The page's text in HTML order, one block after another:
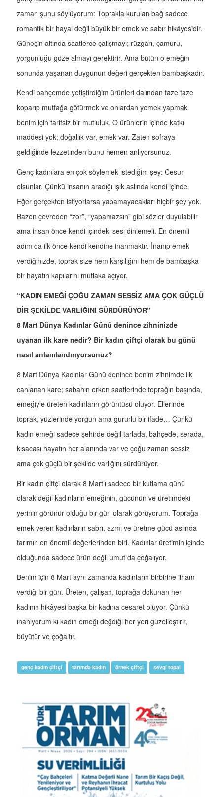
zaman şunu söylüyorum: Toprakla kurulan bağ sadece
romantik bir hayal değil büyük bir emek ve sabır hikâyesidir.
Güneşin altında saatlerce çalışmayı; rüzgârı, çamuru,
yorgunluğu göze almayı gerektirir. Ama bütün o emeğin
sonunda yaşanan duygunun değeri gerçekten bambaşkadır.
Kendi bahçemde yetiştirdiğim ürünleri dalından taze taze
koparıp mutfağa götürmek ve onlardan yemek yapmak
benim için tarifsiz bir mutluluk. O ürünlerin içinde katkı
maddesi yok; doğallık var, emek var. Zaten sofraya
geldiğinde lezzetinden bunu hemen anlıyorsunuz.
Genç kadınlara en çok söylemek istediğim şey: Cesur
olsunlar. Çünkü insanın aradığı ışık aslında kendi içinde.
Eğer gerçekten istiyorlarsa yapamayacakları hiçbir şey yok.
Bazen çevreden “zor”, “yapamazsın” gibi sözler duyulabilir
ama insan önce kendi içindeki sesi dinlemeli. En önemli
adım da ilk önce kendi kendine inanmaktır. İnanıp emek
verdiğinizde, toprak size hem karşılığını hem de bambaşka
bir hayatın kapılarını mutlaka açıyor.
“KADIN EMEĞİ ÇOĞU ZAMAN SESSİZ AMA ÇOK GÜÇLÜ
BİR ŞEKİLDE VARLIĞINI SÜRDÜRÜYOR”
8 Mart Dünya Kadınlar Günü denince zihninizde
uyanan ilk kare nedir? Bir kadın çiftçi olarak bu günü
nasıl anlamlandırıyorsunuz?
8 Mart Dünya Kadınlar Günü denince benim zihnimde ilk
canlanan kare; sabahın erken saatlerinde toprağın başında,
emeğiyle üreten kadınların görüntüsü oluyor. Ellerinde
toprak, yüzlerinde yorgun ama gururlu bir ifade… Çünkü
kadın emeği sadece şehirde değil tarlada, bahçede, serada,
kısacası hayatın her alanında var ve çoğu zaman sessiz
ama çok güçlü bir şekilde varlığını sürdürüyor.
Bir kadın çiftçi olarak 8 Mart’ı sadece bir kutlama günü
olarak değil kadınların emeğinin, gücünün ve üretimdeki
yerinin görünür olduğu bir gün olarak görüyorum. Toprağa
emek veren kadınların sabrı, azmi ve üretme gücü aslında
tarımın en önemli değerlerinden biri. Kadınlar üretimin içinde
olduğunda sadece ürün değil umut da çoğalıyor.
Benim için 8 Mart aynı zamanda kadınların birbirine ilham
verdiği bir gün. Üreten, çalışan, toprağa dokunan her
kadının hikâyesi başka bir kadına cesaret oluyor. Çünkü
inanıyorum ki kadın emeği değdiği her yeri güzelleştirir,
büyütür ve çoğaltır.
genç kadın çiftçi tarımda kadın örnek çiftçi sevgi topal